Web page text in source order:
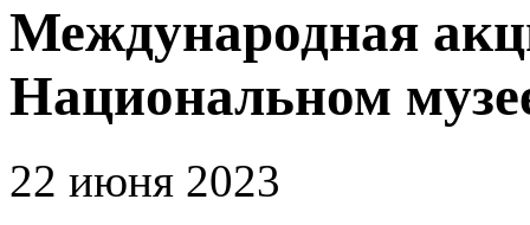
Международная
Национальном
22 июня 2023